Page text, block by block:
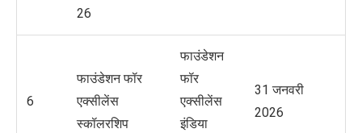
26
6
फाउंडेशन फॉर
एक्सीलेंस
स्कॉलरशिप
फाउंडेशन
फॉर
एक्सीलेंस
इंडिया
31 जनवरी
2026